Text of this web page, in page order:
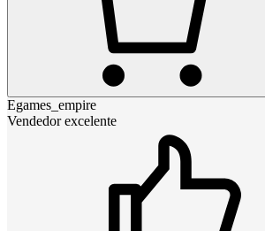
Egames_empire
Vendedor excelente